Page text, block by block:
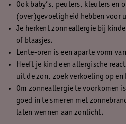
Ook baby’s, peuters, kleuters en
(over)gevoeligheid hebben voor
Je herkent zonneallergie bij
of blaasjes.
Lente-oren is een aparte vorm
Heeft je kind een allergische
uit de zon, zoek verkoeling op en
Om zonneallergie te voorkomen
goed in te smeren met
laten wennen aan zonlicht.